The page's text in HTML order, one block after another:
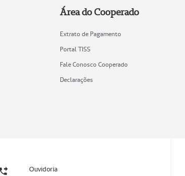
Área do Cooperado
Extrato de Pagamento
Portal TISS
Fale Conosco Cooperado
Declarações
Ouvidoria